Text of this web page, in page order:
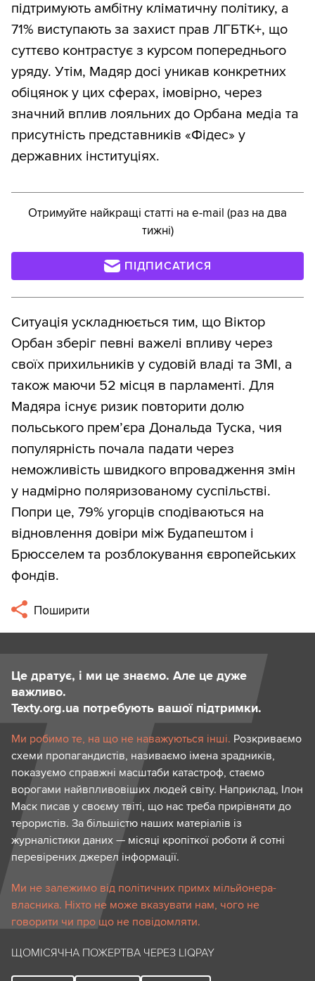
підтримують амбітну кліматичну політику, а
71% виступають за захист прав ЛГБТК+, що
суттєво контрастує з курсом попереднього
уряду. Утім, Мадяр досі уникав конкретних
обіцянок у цих сферах, імовірно, через
значний вплив лояльних до Орбана медіа та
присутність представників «Фідес» у
державних інституціях.
Отримуйте найкращі статті на e-mail (раз на два
тижні)
ПІДПИСАТИСЯ
Ситуація ускладнюється тим, що Віктор
Орбан зберіг певні важелі впливу через
своїх прихильників у судовій владі та ЗМІ, а
також маючи 52 місця в парламенті. Для
Мадяра існує ризик повторити долю
польського прем’єра Дональда Туска, чия
популярність почала падати через
неможливість швидкого впровадження змін
у надмірно поляризованому суспільстві.
Попри це, 79% угорців сподіваються на
відновлення довіри між Будапештом і
Брюсселем та розблокування європейських
фондів.
Поширити
Це дратує, і ми це знаємо. Але це дуже
важливо.
Texty.org.ua потребують вашої підтримки.
Ми робимо те, на що не наважуються інші. Розкриваємо
схеми пропагандистів, називаємо імена зрадників,
показуємо справжні масштаби катастроф, стаємо
ворогами найвпливовіших людей світу. Наприклад, Ілон
Маск писав у своєму твіті, що нас треба прирівняти до
терористів. За більшістю наших матеріалів із
журналістики даних — місяці кропіткої роботи й сотні
перевірених джерел інформації.
Ми не залежимо від політичних примх мільйонера-
власника. Ніхто не може вказувати нам, чого не
говорити чи про що не повідомляти.
ЩОМІСЯЧНА ПОЖЕРТВА ЧЕРЕЗ LIQPAY